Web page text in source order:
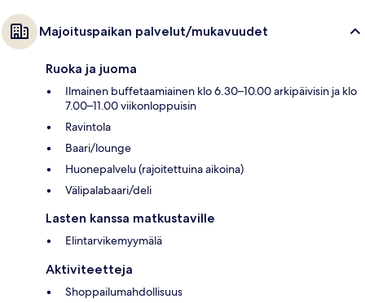
Majoituspaikan palvelut/mukavuudet
Ruoka ja juoma
Ilmainen buffetaamiainen klo 6.30–10.00 arkipäivisin ja klo
7.00–11.00 viikonloppuisin
Ravintola
Baari/lounge
Huonepalvelu (rajoitettuina aikoina)
Välipalabaari/deli
Lasten kanssa matkustaville
Elintarvikemyymälä
Aktiviteetteja
Shoppailumahdollisuus